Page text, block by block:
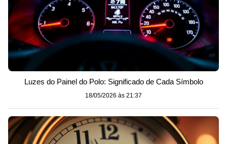
Luzes do Painel do Polo: Significado de Cada Símbolo
18/05/2026 às 21:37